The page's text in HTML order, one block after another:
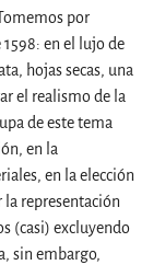
por
en el lujo de
hojas secas, una
el realismo de la
de este tema
en la
en la elección
la representación
(casi) excluyendo
sin embargo,